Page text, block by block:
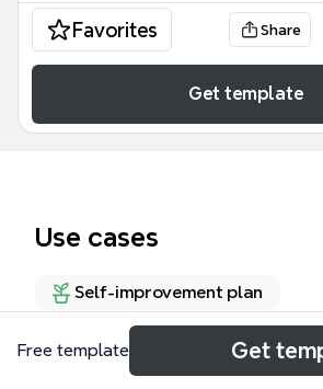
Favorites Share
Get template
Use cases
Self-improvement plan
About
Free template Get